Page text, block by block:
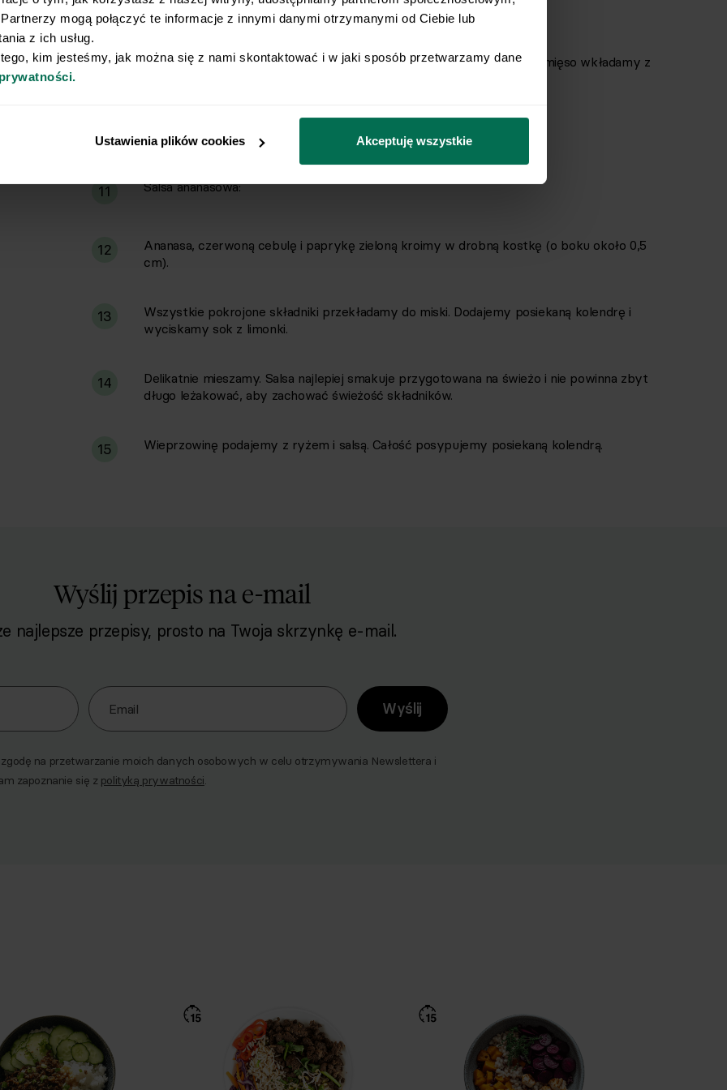
mogą połączyć te informacje z innymi danymi otrzymanymi od Ciebie lub
z ich usług.
kim jesteśmy, jak można się z nami skontaktować i w jaki sposób przetwarzamy dane
Ustawienia plików cookies Akceptuję wszystkie
intensywnego smaku (około 10 minut).
9
Mięso szarpiemy na włókna za pomocą dwóch widelców. Poszarpane mięso wkładamy z
10
11 Salsa ananasowa:
12
Ananasa, czerwoną cebulę i paprykę zieloną kroimy w drobną kostkę (o boku około 0,5
cm).
13
Wszystkie pokrojone składniki przekładamy do miski. Dodajemy posiekaną kolendrę i
wyciskamy sok z limonki.
14
Delikatnie mieszamy. Salsa najlepiej smakuje przygotowana na świeżo i nie powinna zbyt
długo leżakować, aby zachować świeżość składników.
15 Wieprzowinę podajemy z ryżem i salsą. Całość posypujemy posiekaną kolendrą.
Wyślij przepis na e-mail
najlepsze przepisy, prosto na Twoja skrzynkę e-mail.
naszego Newslettera
Email Wyślij
na przetwarzanie moich danych osobowych w celu otrzymywania Newslettera i
zapoznanie się z polityką prywatności.